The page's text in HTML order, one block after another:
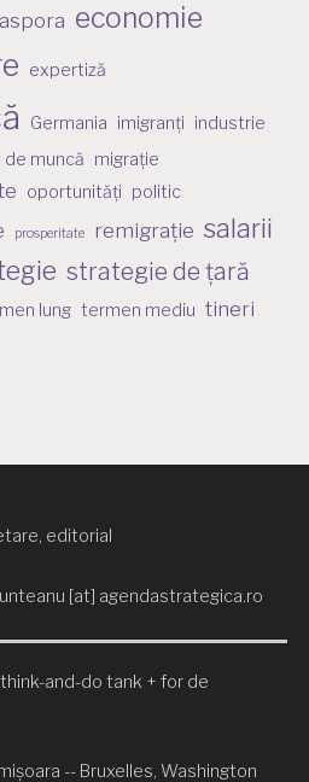
economie
expertiză
Germania imigranți industrie
de muncă migrație
oportunități politic
prosperitate remigrație salarii
strategie de țară
lung termen mediu tineri
editorial
[at] agendastrategica.ro
and-do tank + for de
-- Bruxelles, Washington